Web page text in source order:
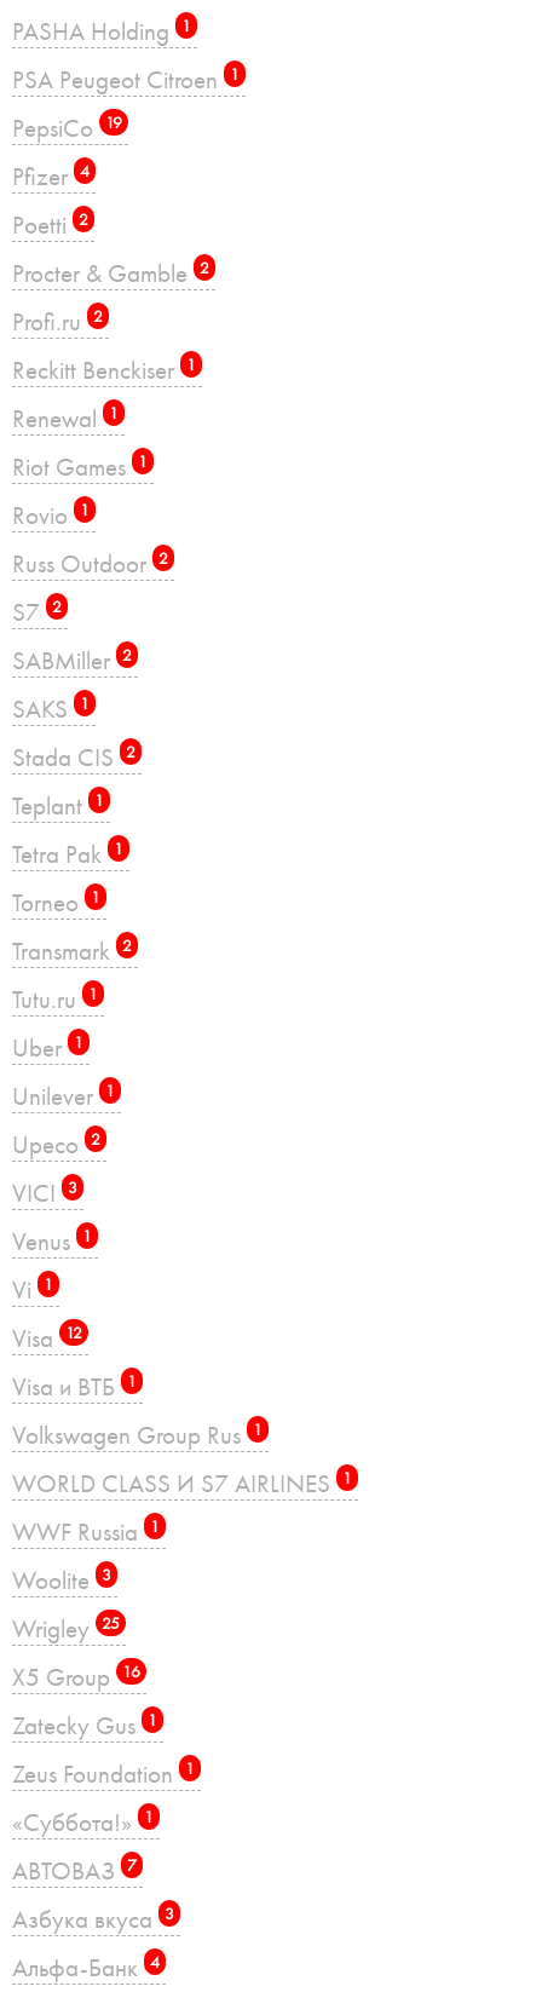
PASHA Holding 1
PSA Peugeot Citroen 1
PepsiCo 19
Pfizer 4
Poetti 2
Procter & Gamble 2
Profi.ru 2
Reckitt Benckiser 1
Renewal 1
Riot Games 1
Rovio 1
Russ Outdoor 2
S7 2
SABMiller 2
SAKS 1
Stada CIS 2
Teplant 1
Tetra Pak 1
Torneo 1
Transmark 2
Tutu.ru 1
Uber 1
Unilever 1
Upeco 2
VICI 3
Venus 1
Vi 1
Visa 12
Visa и ВТБ 1
Volkswagen Group Rus 1
WORLD CLASS И S7 AIRLINES 1
WWF Russia 1
Woolite 3
Wrigley 25
X5 Group 16
Zatecky Gus 1
Zeus Foundation 1
«Суббота!» 1
АВТОВАЗ 7
Азбука вкуса 3
Альфа-Банк 4